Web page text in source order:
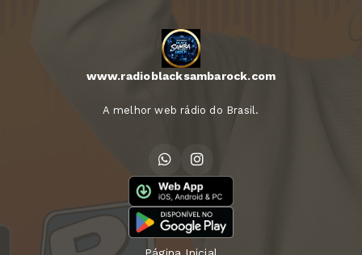
www.radioblacksambarock.com
A melhor web rádio do Brasil.